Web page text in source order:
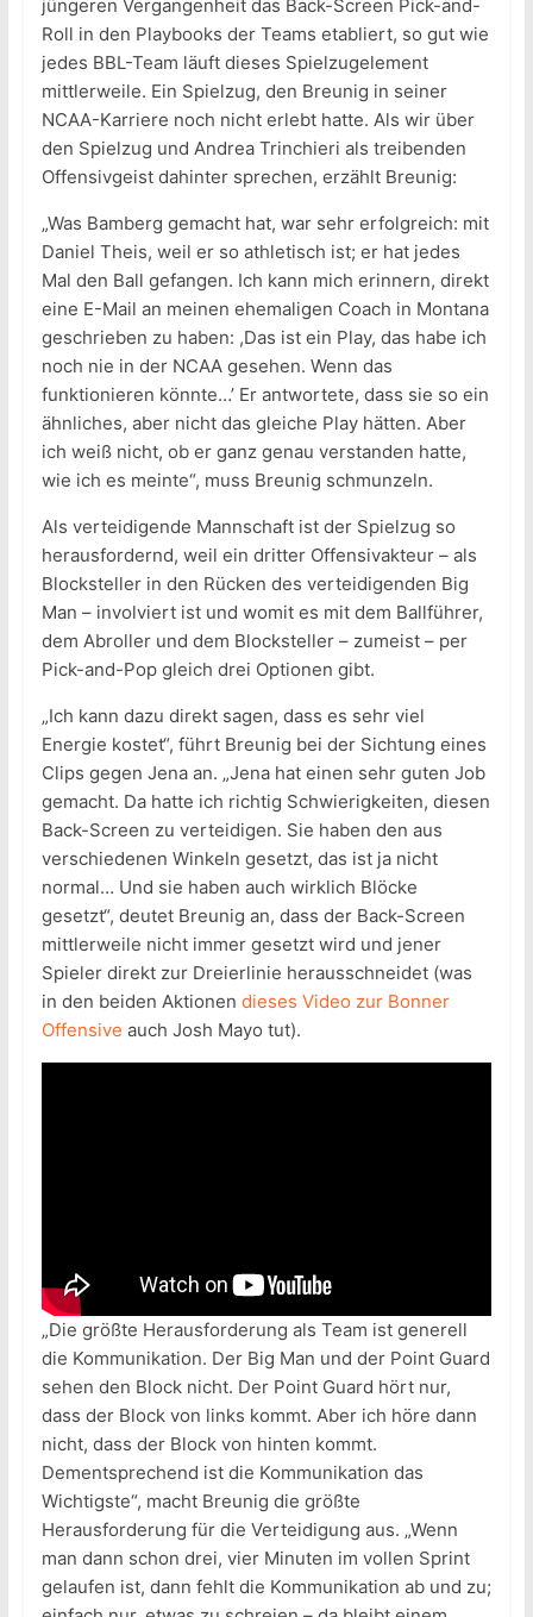
jüngeren Vergangenheit das Back-Screen Pick-and-
Roll in den Playbooks der Teams etabliert, so gut wie
jedes BBL-Team läuft dieses Spielzugelement
mittlerweile. Ein Spielzug, den Breunig in seiner
NCAA-Karriere noch nicht erlebt hatte. Als wir über
den Spielzug und Andrea Trinchieri als treibenden
Offensivgeist dahinter sprechen, erzählt Breunig:
„Was Bamberg gemacht hat, war sehr erfolgreich: mit
Daniel Theis, weil er so athletisch ist; er hat jedes
Mal den Ball gefangen. Ich kann mich erinnern, direkt
eine E-Mail an meinen ehemaligen Coach in Montana
geschrieben zu haben: ,Das ist ein Play, das habe ich
noch nie in der NCAA gesehen. Wenn das
funktionieren könnte…’ Er antwortete, dass sie so ein
ähnliches, aber nicht das gleiche Play hätten. Aber
ich weiß nicht, ob er ganz genau verstanden hatte,
wie ich es meinte“, muss Breunig schmunzeln.
Als verteidigende Mannschaft ist der Spielzug so
herausfordernd, weil ein dritter Offensivakteur – als
Blocksteller in den Rücken des verteidigenden Big
Man – involviert ist und womit es mit dem Ballführer,
dem Abroller und dem Blocksteller – zumeist – per
Pick-and-Pop gleich drei Optionen gibt.
„Ich kann dazu direkt sagen, dass es sehr viel
Energie kostet“, führt Breunig bei der Sichtung eines
Clips gegen Jena an. „Jena hat einen sehr guten Job
gemacht. Da hatte ich richtig Schwierigkeiten, diesen
Back-Screen zu verteidigen. Sie haben den aus
verschiedenen Winkeln gesetzt, das ist ja nicht
normal… Und sie haben auch wirklich Blöcke
gesetzt“, deutet Breunig an, dass der Back-Screen
mittlerweile nicht immer gesetzt wird und jener
Spieler direkt zur Dreierlinie herausschneidet (was
in den beiden Aktionen dieses Video zur Bonner
Offensive auch Josh Mayo tut).
„Die größte Herausforderung als Team ist generell
die Kommunikation. Der Big Man und der Point Guard
sehen den Block nicht. Der Point Guard hört nur,
dass der Block von links kommt. Aber ich höre dann
nicht, dass der Block von hinten kommt.
Dementsprechend ist die Kommunikation das
Wichtigste“, macht Breunig die größte
Herausforderung für die Verteidigung aus. „Wenn
man dann schon drei, vier Minuten im vollen Sprint
gelaufen ist, dann fehlt die Kommunikation ab und zu;